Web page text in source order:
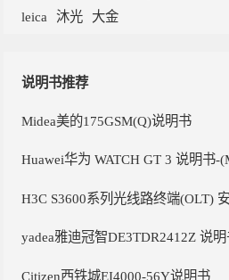
leica
沐光 大金
说明书推荐
Midea美的175GSM(Q)说明书
Huawei华为 WATCH GT 3 说明书-
H3C S3600系列光线路终端(OLT)
yadea雅迪冠智DE3TDR2412Z 说
Citizen西铁城EI4000-56Y说明书